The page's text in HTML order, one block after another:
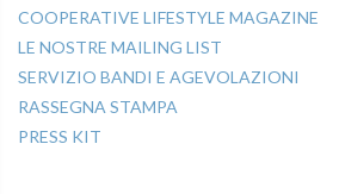
COOPERATIVE LIFESTYLE MAGAZINE
LE NOSTRE MAILING LIST
SERVIZIO BANDI E AGEVOLAZIONI
RASSEGNA STAMPA
PRESS KIT